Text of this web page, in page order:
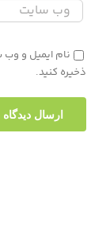
نام ایمیل و
ذخیره کنید.